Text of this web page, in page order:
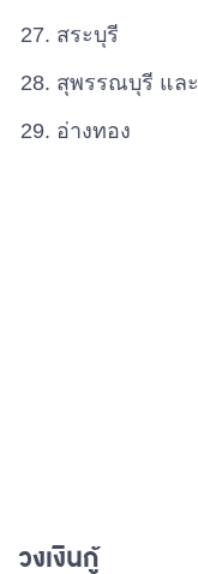
สระบุรี
สุพรรณบุรี และ
อ่างทอง
วงเงินกู้